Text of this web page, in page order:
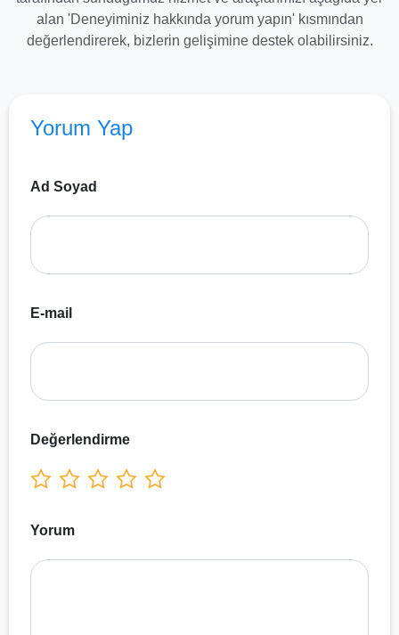
alan 'Deneyiminiz hakkında yorum yapın' kısmından
değerlendirerek, bizlerin gelişimine destek olabilirsiniz.
Yorum Yap
Ad Soyad
E-mail
Değerlendirme
Yorum